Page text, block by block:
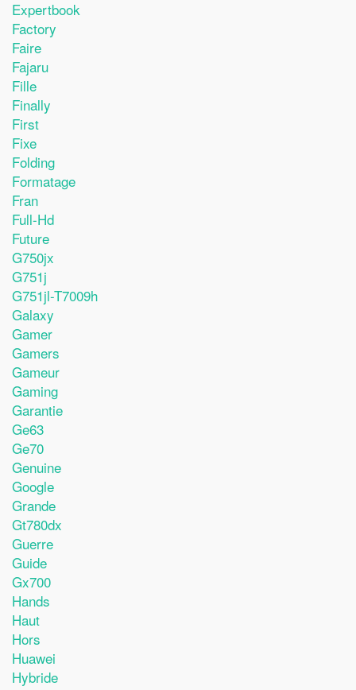
Expertbook
Factory
Faire
Fajaru
Fille
Finally
First
Fixe
Folding
Formatage
Fran
Full-Hd
Future
G750jx
G751j
G751jl-T7009h
Galaxy
Gamer
Gamers
Gameur
Gaming
Garantie
Ge63
Ge70
Genuine
Google
Grande
Gt780dx
Guerre
Guide
Gx700
Hands
Haut
Hors
Huawei
Hybride